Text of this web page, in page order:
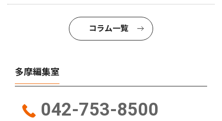
コラム一覧
多摩編集室
042-753-8500